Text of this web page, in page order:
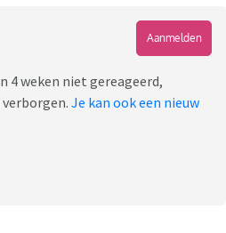
Aanmelden
4 weken niet gereageerd,
Je kan ook een nieuw